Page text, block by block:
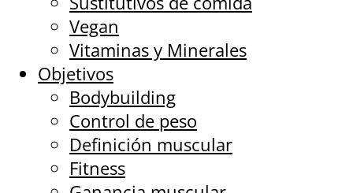
Vegan
Vitaminas y Minerales
Objetivos
Bodybuilding
Control de peso
Definición muscular
Fitness